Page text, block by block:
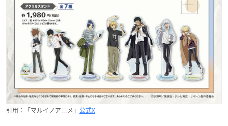
引用：「マルイノアニメ」 公式X